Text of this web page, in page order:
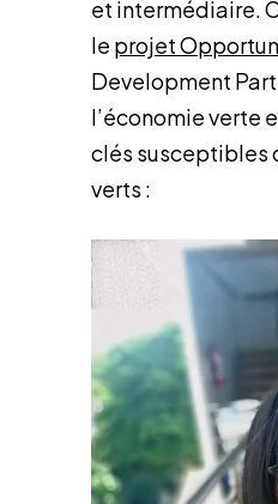
et intermédiaire.
le projet
Development
l’économie verte
clés susceptibles
verts :